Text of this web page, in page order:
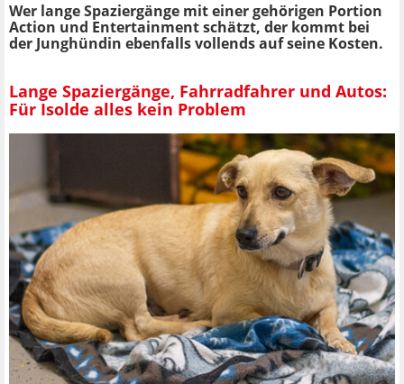
Wer lange Spaziergänge mit einer gehörigen Portion
Action und Entertainment schätzt, der kommt bei
der Junghündin ebenfalls vollends auf seine Kosten.
Lange Spaziergänge, Fahrradfahrer und Autos:
Für Isolde alles kein Problem